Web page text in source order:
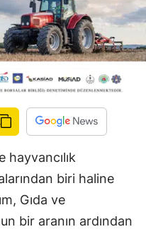
hayvancılık
biri haline
Gıda ve
bir aranın ardından